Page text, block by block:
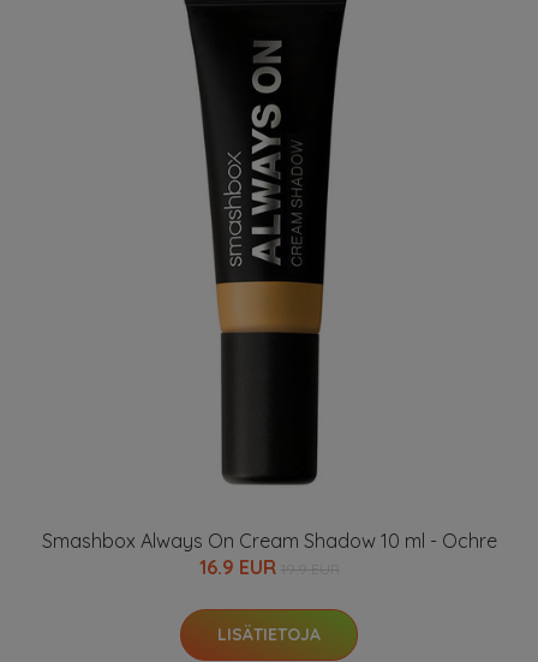
Smashbox Always On Cream Shadow 10 ml - Ochre
16.9 EUR
LISÄTIETOJA